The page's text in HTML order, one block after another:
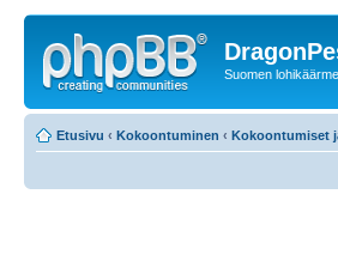
Suomen
Etusivu ‹ Kokoontuminen ‹ Kokoontumiset